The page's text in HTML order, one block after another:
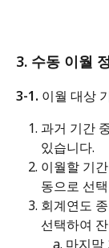
3. 수동 이월
3-1. 이월 대상
과거 기간
있습니다.
이월할 기
동으로 선
회계연도
선택하여
마지막